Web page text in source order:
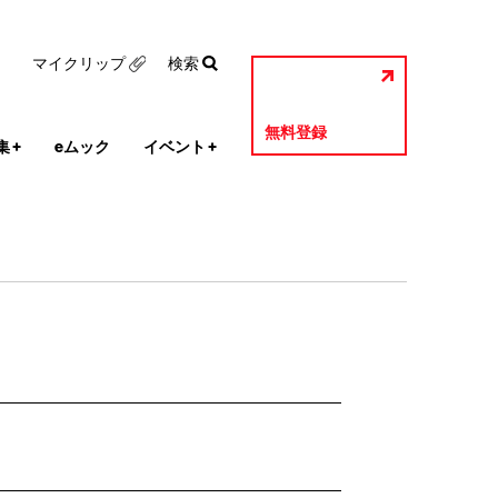
+ eムック イベント +
無料登録
マイクリップ 検索